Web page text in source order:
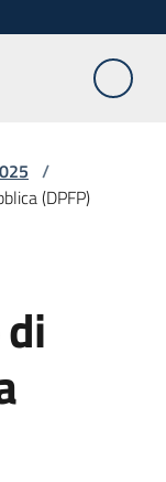
/
(DPFP)